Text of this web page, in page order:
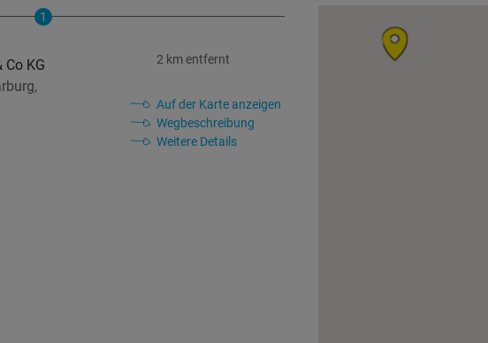
1
Co KG
2 km entfernt
Auf der Karte anzeigen
Wegbeschreibung
Weitere Details